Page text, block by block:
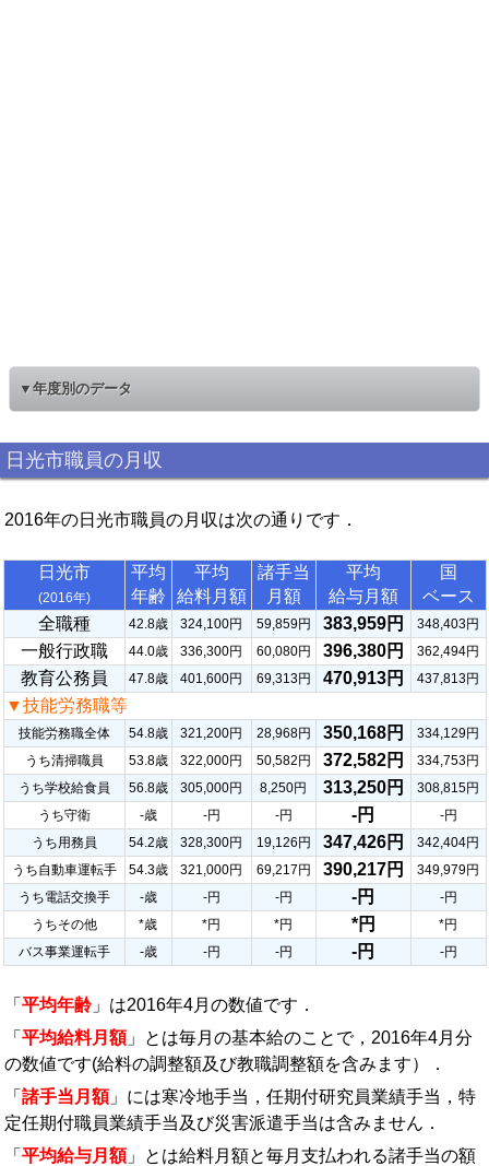
▼年度別のデータ
日光市職員の月収
2016年の日光市職員の月収は次の通りです．
日光市
(2016年)
平均
年齢
平均
給料月額
諸手当
月額
平均
給与月額
国
ベース
全職種
42.8歳 324,100円 59,859円 383,959円 348,403円
一般行政職 44.0歳 336,300円 60,080円 396,380円 362,494円
教育公務員 47.8歳 401,600円 69,313円 470,913円 437,813円
▼技能労務職等
技能労務職全体 54.8歳 321,200円 28,968円 350,168円
334,129円
うち清掃職員
53.8歳 322,000円 50,582円 372,582円
334,753円
うち学校給食員
56.8歳 305,000円 8,250円 313,250円
308,815円
うち守衛
-歳 -円 -円 -円
-円
うち用務員
54.2歳 328,300円 19,126円 347,426円
342,404円
うち自動車運転手
54.3歳 321,000円 69,217円 390,217円
349,979円
うち電話交換手
-歳 -円 -円 -円
-円
うちその他
*歳 *円 *円 *円
*円
バス事業運転手
-歳 -円 -円 -円 -円
「 平均年齢 」は2016年4月の数値です．
「 平均給料月額」とは毎月の基本給のことで，2016年4月分
の数値です(給料の調整額及び教職調整額を含みます）．
「 諸手当月額」には寒冷地手当，任期付研究員業績手当，特
定任期付職員業績手当及び災害派遣手当は含みません．
「 平均給与月額」とは給料月額と毎月支払われる諸手当の額